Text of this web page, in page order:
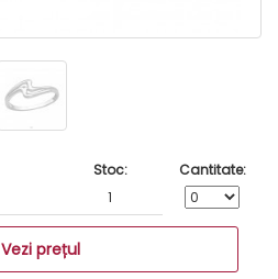
Stoc:
Cantitate:
1
Vezi prețul